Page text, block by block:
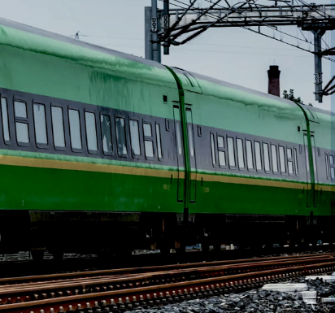
图 / 幺三铁线